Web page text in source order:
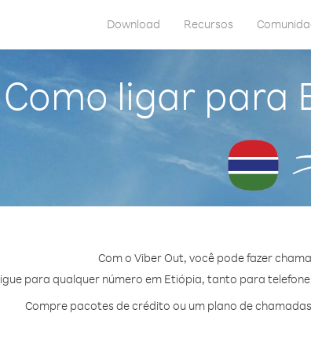
Download Recursos
Como ligar para
Com o Viber Out, você pode fazer
para qualquer número em Etiópia, tanto para
Compre pacotes de crédito ou um plano de